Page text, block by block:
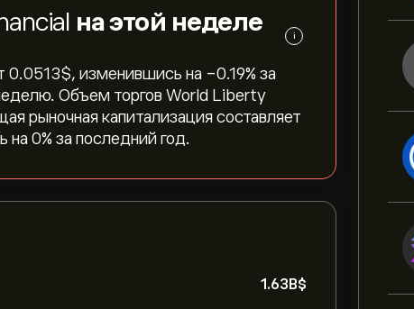
на этой неделе
i
0.0513‎$‎, изменившись на ‎-0.19‎% за
Объем торгов World Liberty
рыночная капитализация составляет
‎0‎% за последний год.
1.63B‎$‎